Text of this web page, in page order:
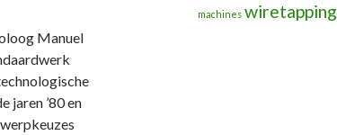
Manuel
jaren ’80 en
machines wiretapping